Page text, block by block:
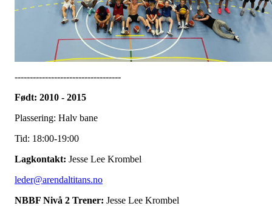
-----------------------------------
Født: 2010 - 2015
Plassering: Halv bane
Tid: 18:00-19:00
Lagkontakt: Jesse Lee Krombel
leder@arendaltitans.no
NBBF Nivå 2 Trener: Jesse Lee Krombel